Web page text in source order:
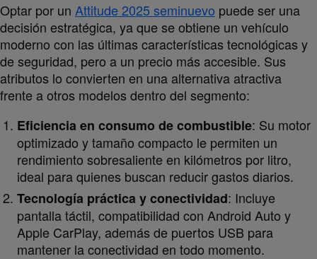
Optar por un Attitude 2025 seminuevo puede ser una
decisión estratégica, ya que se obtiene un vehículo
moderno con las últimas características tecnológicas y
de seguridad, pero a un precio más accesible. Sus
atributos lo convierten en una alternativa atractiva
frente a otros modelos dentro del segmento:
Eficiencia en consumo de combustible: Su motor
optimizado y tamaño compacto le permiten un
rendimiento sobresaliente en kilómetros por litro,
ideal para quienes buscan reducir gastos diarios.
Tecnología práctica y conectividad: Incluye
pantalla táctil, compatibilidad con Android Auto y
Apple CarPlay, además de puertos USB para
mantener la conectividad en todo momento.